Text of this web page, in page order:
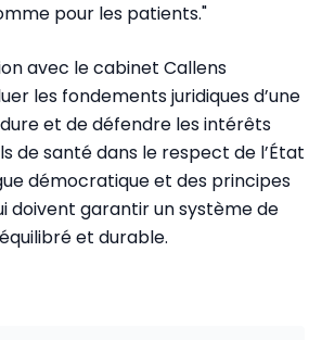
pour les patients."
avec le cabinet Callens
les fondements juridiques d’une
et de défendre les intérêts
de santé dans le respect de l’État
démocratique et des principes
doivent garantir un système de
et durable.